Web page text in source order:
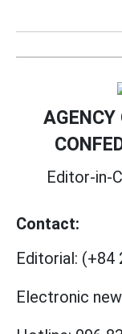
Editor-in-
Contact:
Editorial: (+84
Electronic